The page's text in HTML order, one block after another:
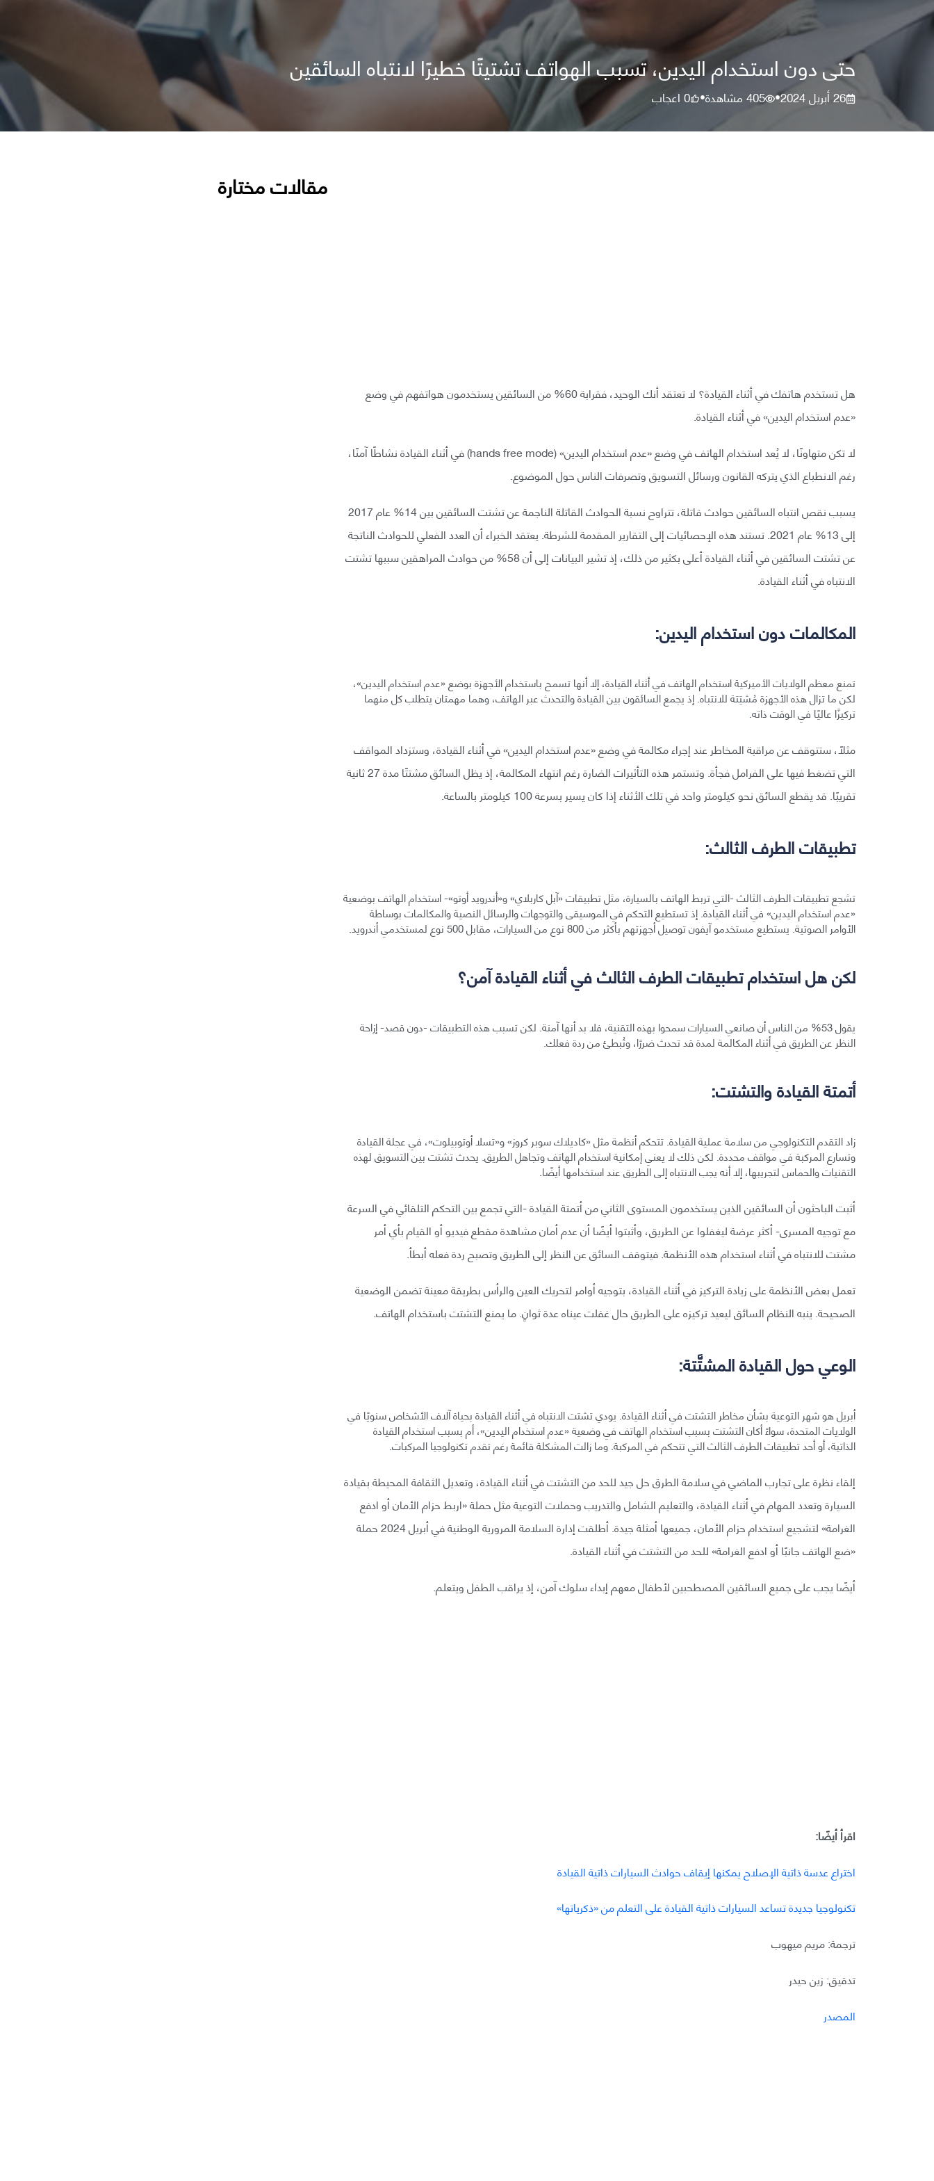
حتى دون استخدام اليدين، تسبب الهواتف تشتيتًا خطيرًا لانتباه السائقين
26 أبريل 2024 •
405مشاهدة•
0اعجاب
هل تستخدم هاتفك في أثناء القيادة؟ لا تعتقد أنك الوحيد، فقرابة 60% من السائقين يستخدمون هواتفهم في وضع
«عدم استخدام اليدين» في أثناء القيادة.
لا تكن متهاونًا، لا يُعد استخدام الهاتف في وضع «عدم استخدام اليدين» (hands free mode) في أثناء القيادة نشاطًا آمنًا،
رغم الانطباع الذي يتركه القانون ورسائل التسويق وتصرفات الناس حول الموضوع.
يسبب نقص انتباه السائقين حوادث قاتلة، تتراوح نسبة الحوادث القاتلة الناجمة عن تشتت السائقين بين 14% عام 2017
إلى 13% عام 2021. تستند هذه الإحصائيات إلى التقارير المقدمة للشرطة. يعتقد الخبراء أن العدد الفعلي للحوادث الناتجة
عن تشتت السائقين في أثناء القيادة أعلى بكثير من ذلك، إذ تشير البيانات إلى أن 58% من حوادث المراهقين سببها تشتت
الانتباه في أثناء القيادة.
المكالمات دون استخدام اليدين:
تمنع معظم الولايات الأميركية استخدام الهاتف في أثناء القيادة، إلا أنها تسمح باستخدام الأجهزة بوضع «عدم استخدام اليدين»،
لكن ما تزال هذه الأجهزة مُشتِتة للانتباه. إذ يجمع السائقون بين القيادة والتحدث عبر الهاتف، وهما مهمتان يتطلب كل منهما
تركيزًا عاليًا في الوقت ذاته.
مثلًا، ستتوقف عن مراقبة المخاطر عند إجراء مكالمة في وضع «عدم استخدام اليدين» في أثناء القيادة، وستزداد المواقف
التي تضغط فيها على الفرامل فجأة. وتستمر هذه التأثيرات الضارة رغم انتهاء المكالمة، إذ يظل السائق مشتتًا مدة 27 ثانية
تقريبًا. قد يقطع السائق نحو كيلومتر واحد في تلك الأثناء إذا كان يسير بسرعة 100 كيلومتر بالساعة.
تطبيقات الطرف الثالث:
تشجع تطبيقات الطرف الثالث -التي تربط الهاتف بالسيارة، مثل تطبيقات «آبل كاربلاي» و«أندرويد أوتو»- استخدام الهاتف بوضعية
«عدم استخدام اليدين» في أثناء القيادة. إذ تستطيع التحكم في الموسيقى والتوجهات والرسائل النصية والمكالمات بوساطة
الأوامر الصوتية. يستطيع مستخدمو آيفون توصيل أجهزتهم بأكثر من 800 نوع من السيارات، مقابل 500 نوع لمستخدمي أندرويد.
لكن هل استخدام تطبيقات الطرف الثالث في أثناء القيادة آمن؟
يقول 53% من الناس أن صانعي السيارات سمحوا بهذه التقنية، فلا بد أنها آمنة. لكن تسبب هذه التطبيقات -دون قصد- إزاحة
النظر عن الطريق في أثناء المكالمة لمدة قد تحدث ضررًا، وتُبطئ من ردة فعلك.
أتمتة القيادة والتشتت:
زاد التقدم التكنولوجي من سلامة عملية القيادة. تتحكم أنظمة مثل «كاديلاك سوبر كروز» و«تسلا أوتوبيلوت»، في عجلة القيادة
وتسارع المركبة في مواقف محددة. لكن ذلك لا يعني إمكانية استخدام الهاتف وتجاهل الطريق. يحدث تشتت بين التسويق لهذه
التقنيات والحماس لتجريبها، إلا أنه يجب الانتباه إلى الطريق عند استخدامها أيضًا.
أثبت الباحثون أن السائقين الذين يستخدمون المستوى الثاني من أتمتة القيادة -التي تجمع بين التحكم التلقائي في السرعة
مع توجيه المسرى- أكثر عرضة ليغفلوا عن الطريق، وأثبتوا أيضًا أن عدم أمان مشاهدة مقطع فيديو أو القيام بأي أمر
مشتت للانتباه في أثناء استخدام هذه الأنظمة. فيتوقف السائق عن النظر إلى الطريق وتصبح ردة فعله أبطأ.
تعمل بعض الأنظمة على زيادة التركيز في أثناء القيادة، بتوجيه أوامر لتحريك العين والرأس بطريقة معينة تضمن الوضعية
الصحيحة. ينبه النظام السائق ليعيد تركيزه على الطريق حال غفلت عيناه عدة ثوانٍ. ما يمنع التشتت باستخدام الهاتف.
الوعي حول القيادة المشتَّتة:
أبريل هو شهر التوعية بشأن مخاطر التشتت في أثناء القيادة. يودي تشتت الانتباه في أثناء القيادة بحياة آلاف الأشخاص سنويًا في
الولايات المتحدة، سواءً أكان التشتت بسبب استخدام الهاتف في وضعية «عدم استخدام اليدين»، أم بسبب استخدام القيادة
الذاتية، أو أحد تطبيقات الطرف الثالث التي تتحكم في المركبة. وما زالت المشكلة قائمة رغم تقدم تكنولوجيا المركبات.
إلقاء نظرة على تجارب الماضي في سلامة الطرق حل جيد للحد من التشتت في أثناء القيادة، وتعديل الثقافة المحيطة بقيادة
السيارة وتعدد المهام في أثناء القيادة، والتعليم الشامل والتدريب وحملات التوعية مثل حملة «اربط حزام الأمان أو ادفع
الغرامة» لتشجيع استخدام حزام الأمان، جميعها أمثلة جيدة. أطلقت إدارة السلامة المرورية الوطنية في أبريل 2024 حملة
«ضع الهاتف جانبًا أو ادفع الغرامة» للحد من التشتت في أثناء القيادة.
أيضًا يجب على جميع السائقين المصطحبين لأطفال معهم إبداء سلوك آمن، إذ يراقب الطفل ويتعلم.
اقرأ أيضًا:
اختراع عدسة ذاتية الإصلاح يمكنها إيقاف حوادث السيارات ذاتية القيادة
تكنولوجيا جديدة تساعد السيارات ذاتية القيادة على التعلم من «ذكرياتها»
ترجمة: مريم ميهوب
تدقيق: زين حيدر
المصدر
مقالات مختارة